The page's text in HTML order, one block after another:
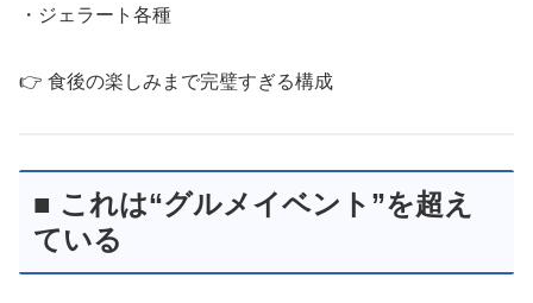
・ジェラート各種
👉 食後の楽しみまで完璧すぎる構成
■ これは“グルメイベント”を超え
ている